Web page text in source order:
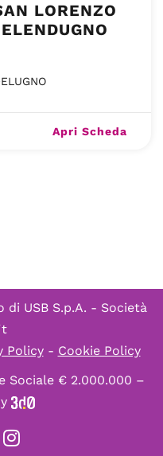
LORENZO
Apri Scheda
di USB S.p.A. - Società
Policy- Cookie Policy
Sociale € 2.000.000 –